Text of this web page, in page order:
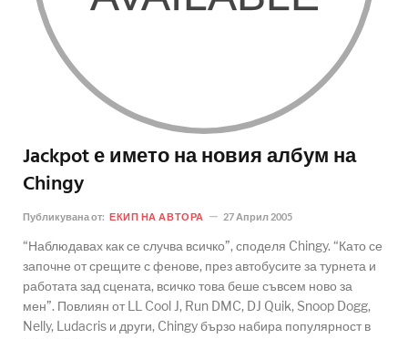
Jackpot е името на новия албум на
Chingy
Публикувана от: ЕКИП НА АВТОРА 27 Април 2005
“Наблюдавах как се случва всичко”, споделя Chingy. “Като се
започне от срещите с фенове, през автобусите за турнета и
работата зад сцената, всичко това беше съвсем ново за
мен”. Повлиян от LL Cool J, Run DMC, DJ Quik, Snoop Dogg,
Nelly, Ludacris и други, Chingy бързо набира популярност в